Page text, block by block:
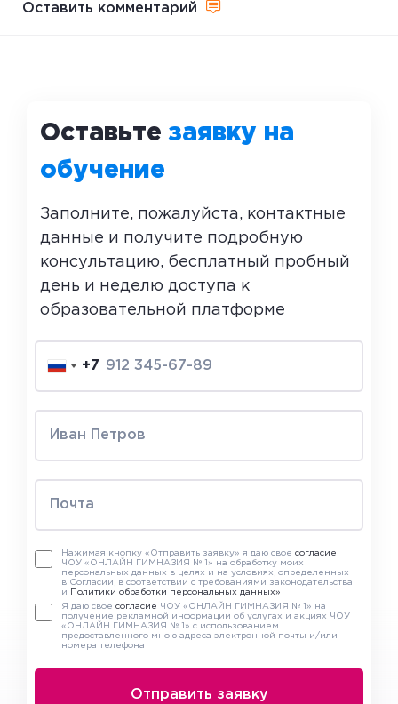
Оставить комментарий
Оставьтезаявку на
обучение
Заполните, пожалуйста, контактные
данные и получите подробную
консультацию, бесплатный пробный
день и неделю доступа к
образовательной платформе
+7
Нажимая кнопку «Отправить заявку» я даю свое согласие
ЧОУ «ОНЛАЙН ГИМНАЗИЯ № 1» на обработку моих
персональных данных в целях и на условиях, определенных
в Согласии, в соответствии с требованиями законодательства
и
Политики обработки персональных данных»
Я даю свое согласие ЧОУ «ОНЛАЙН ГИМНАЗИЯ № 1» на
получение рекламной информации об услугах и акциях ЧОУ
«ОНЛАЙН ГИМНАЗИЯ № 1» с использованием
предоставленного мною адреса электронной почты и/или
номера телефона